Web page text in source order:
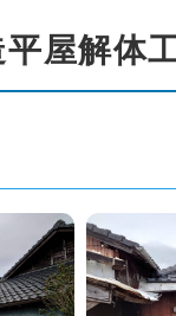
屋解体